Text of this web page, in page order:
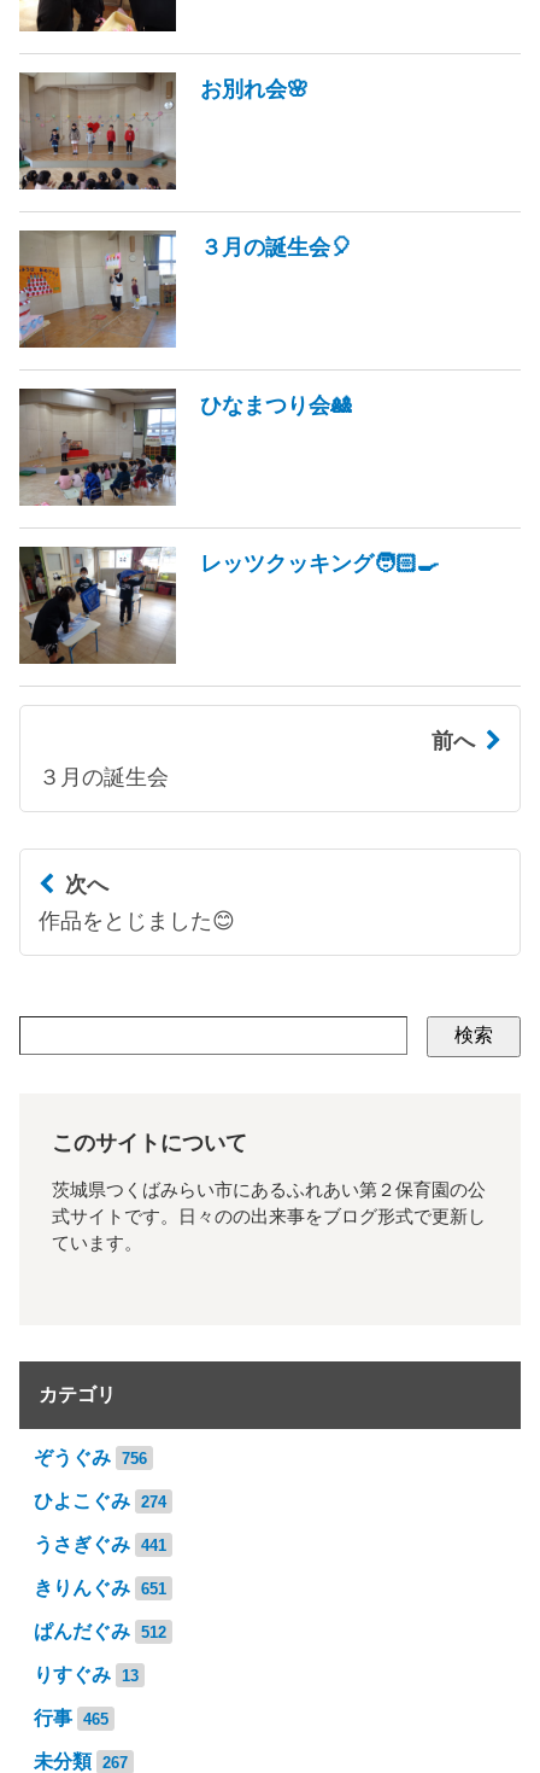
お別れ会🌸
３月の誕生会🎈
ひなまつり会🎎
レッツクッキング🧑🏻‍🍳
前へ
３月の誕生会
次へ
作品をとじました😊
検索
このサイトについて
茨城県つくばみらい市にあるふれあい第２保育園の公
式サイトです。日々のの出来事をブログ形式で更新し
ています。
カテゴリ
ぞうぐみ 756
ひよこぐみ 274
うさぎぐみ 441
きりんぐみ 651
ぱんだぐみ 512
りすぐみ 13
行事 465
未分類 267